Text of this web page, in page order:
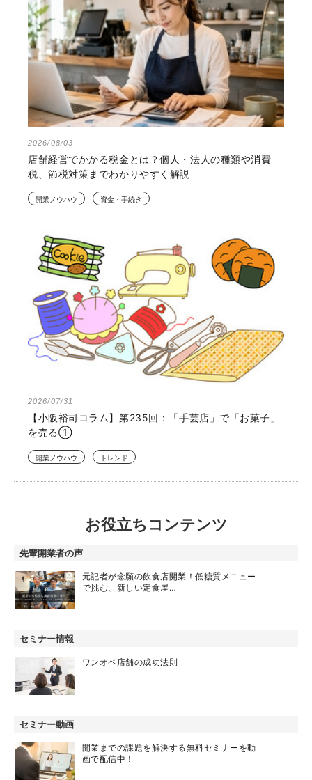
2026/08/03
店舗経営でかかる税金とは？個人・法人の種類や消費
税、節税対策までわかりやすく解説
開業ノウハウ 資金・手続き
2026/07/31
【小阪裕司コラム】第235回：「手芸店」で「お菓子」
を売る①
開業ノウハウ トレンド
お役立ちコンテンツ
先輩開業者の声
元記者が念願の飲食店開業！低糖質メニュー
で挑む、新しい定食屋…
セミナー情報
ワンオペ店舗の成功法則
セミナー動画
開業までの課題を解決する無料セミナーを動
画で配信中！